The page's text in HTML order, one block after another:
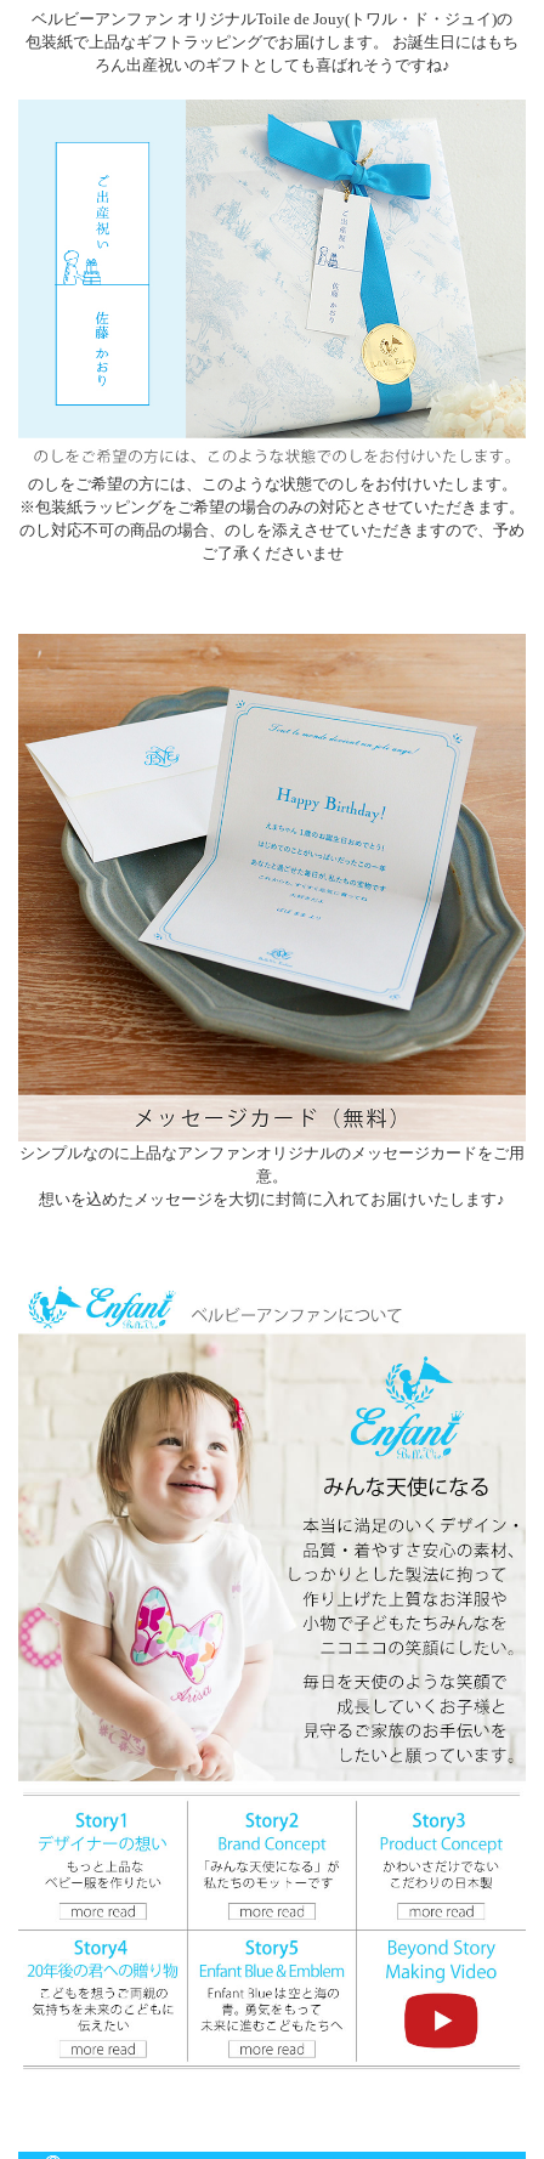
ベルビーアンファン オリジナルToile de Jouy(トワル・ド・ジュイ)の
包装紙で上品なギフトラッピングでお届けします。 お誕生日にはもち
ろん出産祝いのギフトとしても喜ばれそうですね♪
のしをご希望の方には、このような状態でのしをお付けいたします。
※包装紙ラッピングをご希望の場合のみの対応とさせていただきます。
のし対応不可の商品の場合、のしを添えさせていただきますので、予め
ご了承くださいませ
シンプルなのに上品なアンファンオリジナルのメッセージカードをご用
意。
想いを込めたメッセージを大切に封筒に入れてお届けいたします♪